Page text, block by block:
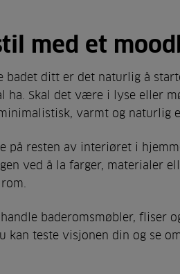
med et
badet ditt er det naturlig å
ha. Skal det være i lyse eller
varmt og naturlig
på resten av interiøret i
ved å la farger, materialer
baderomsmøbler, fliser
kan teste visjonen din og se